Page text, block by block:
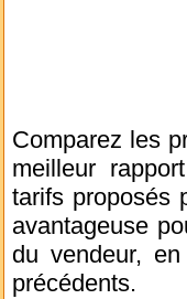
Comparez les
meilleur
tarifs proposés
avantageuse
du vendeur,
précédents.